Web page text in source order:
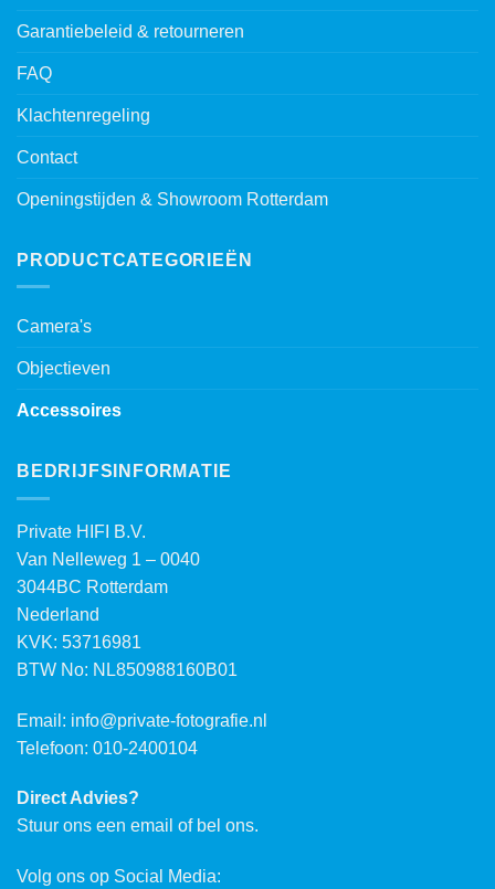
Garantiebeleid & retourneren
FAQ
Klachtenregeling
Contact
Openingstijden & Showroom Rotterdam
PRODUCTCATEGORIEËN
Camera's
Objectieven
Accessoires
BEDRIJFSINFORMATIE
Private HIFI B.V.
Van Nelleweg 1 – 0040
3044BC Rotterdam
Nederland
KVK: 53716981
BTW No: NL850988160B01
Email: info@private-fotografie.nl
Telefoon: 010-2400104
Direct Advies?
Stuur ons een email of bel ons.
Volg ons op Social Media: